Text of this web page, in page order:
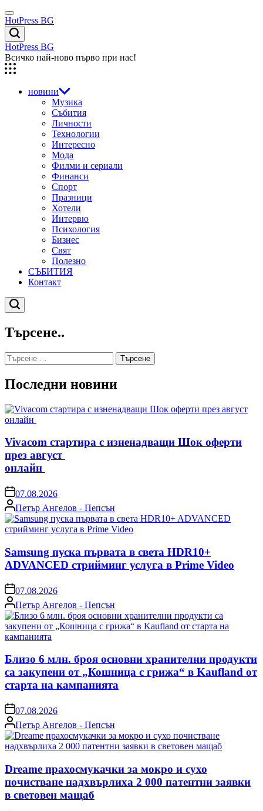
Skip
to
content
Menu
HotPress BG
Търсене
HotPress BG
Всичко най-ново първо при нас!
новини
Музика
Събития
Личности
Технологии
Интересно
Мода
Филми и сериали
Финанси
Спорт
Празници
Хотели
Интервю
Психология
Бизнес
Свят
Полезно
СЪБИТИЯ
Контакт
Търсене
Търсене..
Търсене
за:
Последни новини
Vivacom стартира с изненадващи Шок оферти
през август
онлайн
on07.08.2026
Posted
by
Петър Ангелов - Пепсън
Samsung пуска първата в света HDR10+
ADVANCED стрийминг услуга в Prime Video
on07.08.2026
Posted
by
Петър Ангелов - Пепсън
Близо 6 млн. броя основни хранителни продукти
са закупени от „Кошница с грижа“ в Kaufland от
старта на кампанията
on07.08.2026
Posted
by
Петър Ангелов - Пепсън
Dreame прахосмукачки за мокро и сухо
почистване надхвърлиха 2 000 патентни заявки
в световен мащаб